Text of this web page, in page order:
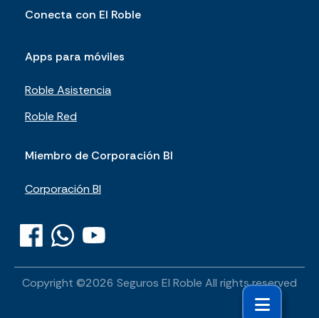
Conecta con El Roble
Apps para móviles
Roble Asistencia
Roble Red
Miembro de Corporación BI
Corporación BI
Copyright ©2026 Seguros El Roble All rights reserved